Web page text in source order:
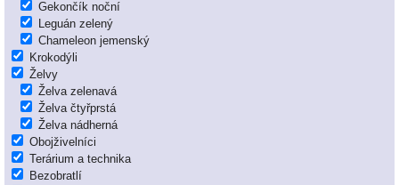
Gekončík noční
Leguán zelený
Chameleon jemenský
Krokodýli
Želvy
Želva zelenavá
Želva čtyřprstá
Želva nádherná
Obojživelníci
Terárium a technika
Bezobratlí